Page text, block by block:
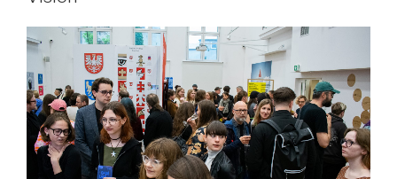
the
Carpathian
Region